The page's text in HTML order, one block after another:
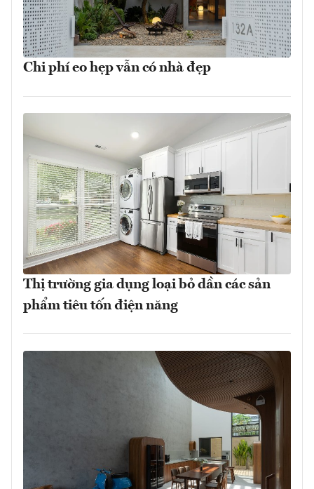
Chi phí eo hẹp vẫn có nhà đẹp
Thị trường gia dụng loại bỏ dần các sản
phẩm tiêu tốn điện năng